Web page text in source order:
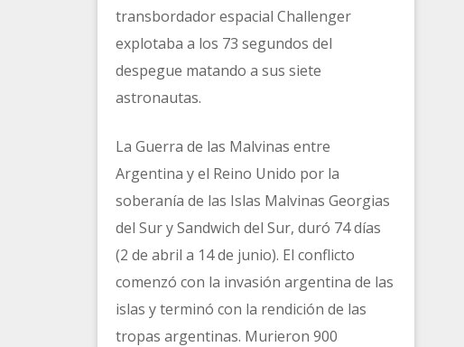
transbordador espacial Challenger
explotaba a los 73 segundos del
despegue matando a sus siete
astronautas.
La Guerra de las Malvinas entre
Argentina y el Reino Unido por la
soberanía de las Islas Malvinas Georgias
del Sur y Sandwich del Sur, duró 74 días
(2 de abril a 14 de junio). El conflicto
comenzó con la invasión argentina de las
islas y terminó con la rendición de las
tropas argentinas. Murieron 900